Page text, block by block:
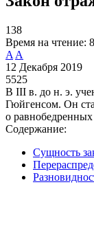
138
Время на чтение:
A A
12 Декабря 2019
5525
В III в. до н. э.
Гюйгенсом. Он
о равнобедренных
Содержание:
Сущность